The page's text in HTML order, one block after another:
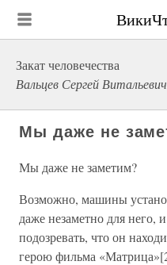
Закат человечества
Вальцев Сергей Витальевич
Мы даже не
Мы даже не заметим?
Возможно, машины
даже незаметно для него,
подозревать, что он
герою фильма